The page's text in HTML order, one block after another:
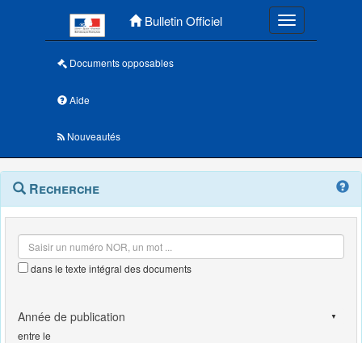
Bulletin Officiel Toggle
Documents opposables
Aide
Nouveautés
Navigation
outils
Menu
contextuel
Recherche
dans le texte intégral des documents
entre le